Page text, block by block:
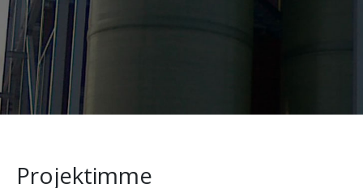
Projektimme